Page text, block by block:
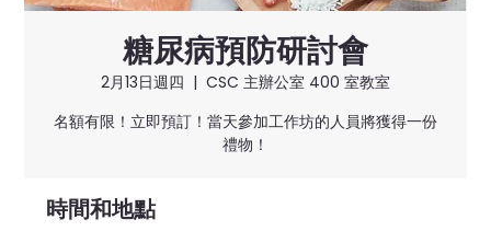
糖尿病預防研討會
2月13日週四
  |
CSC 主辦公室 400 室教室
名額有限！立即預訂！當天參加工作坊的人員將獲得一份
禮物！
時間和地點